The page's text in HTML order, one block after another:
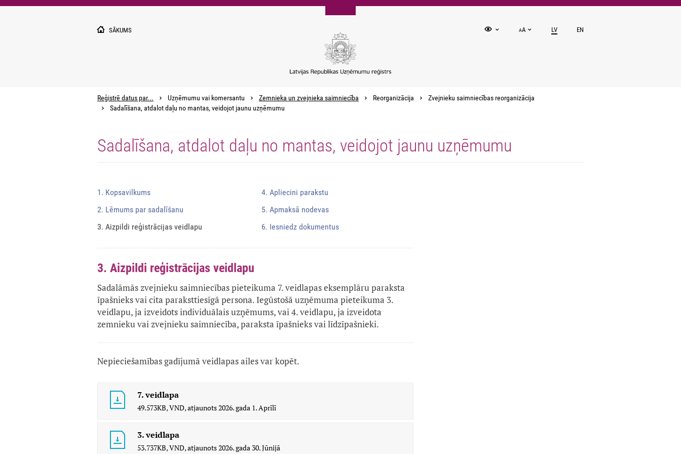
Pārlekt
SĀKUMS AA LV EN
Reģistrē datus par... Uzņēmumu vai komersantu Zemnieka un zvejnieka saimniecība Reorganizācija
Zvejnieku saimniecības reorganizācija
Sadalīšana, atdalot daļu no mantas, veidojot jaunu uzņēmumu
Sadalīšana, atdalot daļu no mantas, veidojot jaunu uzņēmumu
1. Kopsavilkums
2. Lēmums par sadalīšanu
3. Aizpildi reģistrācijas veidlapu
4. Apliecini parakstu
5. Apmaksā nodevas
6. Iesniedz dokumentus
3. Aizpildi reģistrācijas veidlapu
Sadalāmās zvejnieku saimniecības pieteikuma 7. veidlapas eksemplāru paraksta
īpašnieks vai cita paraksttiesīgā persona. Iegūstošā uzņēmuma pieteikuma 3.
veidlapu, ja izveidots individuālais uzņēmums, vai 4. veidlapu, ja izveidota
zemnieku vai zvejnieku saimniecība, paraksta īpašnieks vai līdzīpašnieki.
Nepieciešamības gadījumā veidlapas ailes var kopēt.
7. veidlapa
49.573KB,VND,atjaunots2026. gada 1. Aprīlī
3. veidlapa
53.737KB,VND,atjaunots2026. gada 30. Jūnijā